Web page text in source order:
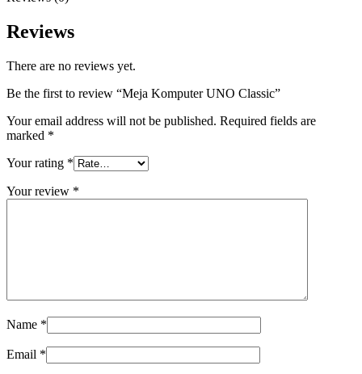
Reviews
There are no reviews yet.
Be the first to review “Meja Komputer UNO Classic”
Your email address will not be published. Required fields are
marked *
Your rating *
Your review *
Name *
Email *